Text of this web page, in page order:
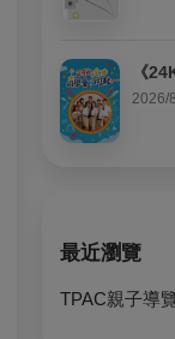
《
2026/
最近瀏覽
TPAC親子導